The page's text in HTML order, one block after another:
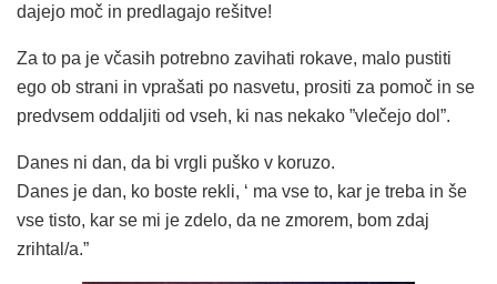
dajejo moč in predlagajo rešitve!
Za to pa je včasih potrebno zavihati rokave, malo pustiti
ego ob strani in vprašati po nasvetu, prositi za pomoč in se
predvsem oddaljiti od vseh, ki nas nekako ”vlečejo dol”.
Danes ni dan, da bi vrgli puško v koruzo.
Danes je dan, ko boste rekli, ‘ ma vse to, kar je treba in še
vse tisto, kar se mi je zdelo, da ne zmorem, bom zdaj
zrihtal/a.”